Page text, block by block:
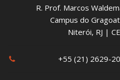
R. Prof. Marcos
Campus do
Niterói, RJ |
+55 (21) 2629-